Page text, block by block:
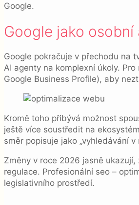
Google.
Google jako osobní
Google pokračuje v přechodu na
AI agenty na komplexní úkoly.
Google Business Profile), aby
Kromě toho přibývá možnost
ještě více soustředit na
směr popisuje jako „vyhledávání
Změny v roce 2026 jasně
regulace. Profesionální seo –
legislativního prostředí.